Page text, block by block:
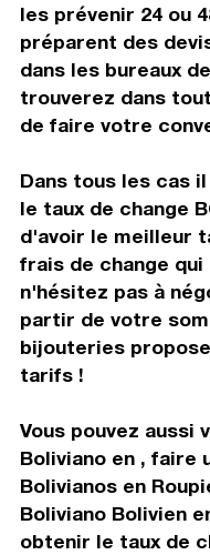
les prévenir 24 ou
préparent des
dans les bureaux
trouverez dans
de faire votre
Dans tous les cas
le taux de change
d'avoir le meilleur
frais de change
n'hésitez pas à
partir de votre
bijouteries
tarifs !
Vous pouvez aussi
Boliviano en , faire
Bolivianos en
Boliviano Bolivien
obtenir le taux de